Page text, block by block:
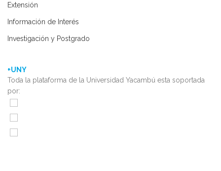
Extensión
Información de Interés
Investigación y Postgrado
+UNY
Toda la plataforma de la Universidad Yacambú esta soportada
por: